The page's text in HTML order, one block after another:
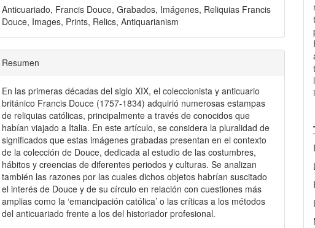
Anticuariado, Francis Douce, Grabados, Imágenes, Reliquias Francis
Douce, Images, Prints, Relics, Antiquarianism
Resumen
En las primeras décadas del siglo XIX, el coleccionista y anticuario
británico Francis Douce (1757-1834) adquirió numerosas estampas
de reliquias católicas, principalmente a través de conocidos que
habían viajado a Italia. En este artículo, se considera la pluralidad de
significados que estas imágenes grabadas presentan en el contexto
de la colección de Douce, dedicada al estudio de las costumbres,
hábitos y creencias de diferentes periodos y culturas. Se analizan
también las razones por las cuales dichos objetos habrían suscitado
el interés de Douce y de su círculo en relación con cuestiones más
amplias como la ‘emancipación católica’ o las críticas a los métodos
del anticuariado frente a los del historiador profesional.